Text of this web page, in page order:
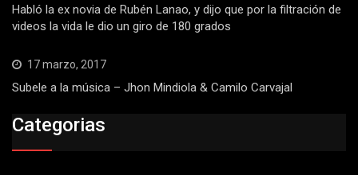
Habló la ex novia de Rubén Lanao, y dijo que por la filtración de
videos la vida le dio un giro de 180 grados
17 marzo, 2017
Subele a la música – Jhon Mindiola & Camilo Carvajal
Categorias